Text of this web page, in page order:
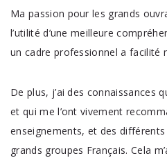
Ma passion pour les grands
l’utilité d’une meilleure
un cadre professionnel a facilité
De plus, j’ai des connaissances
et qui me l’ont vivement
enseignements, et des
grands groupes Français. Cela